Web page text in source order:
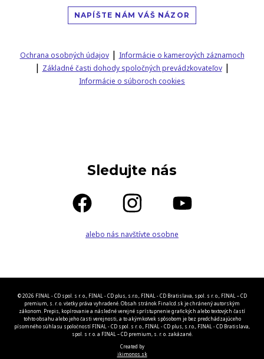
NAPÍŠTE NÁM VÁŠ NÁZOR
Ochrana osobných údajov| Informácie o kamerových záznamoch
| Základné časti dohody spoločných prevádzkovateľov|
Informácie o súboroch cookies
Sledujte nás
alebo nás navštívte osobne
© 2026 FINAL - CD spol. s r. o., FINAL - CD plus, s.r.o., FINAL - CD Bratislava, spol. s r. o., FINAL – CD
premium, s. r. o. všetky práva vyhradené. Obsah stránok Finalcd.sk je chránený autorským
zákonom. Prepis, kopírovanie a následné verejné sprístupnenie grafických alebo textových častí
tohto obsahu alebo jeho časti verejnosti, a to akýmkoľvek spôsobom je bez predchádzajúceho
písomného súhlasu spoločností FINAL - CD spol. s r. o., FINAL - CD plus, s.r.o., FINAL - CD Bratislava,
spol. s r. o. a FINAL – CD premium, s. r. o. zakázané.
Created by
ikimonos.sk